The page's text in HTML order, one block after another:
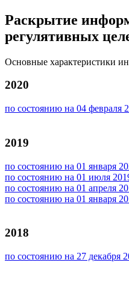
Раскрытие
регулятивных
Основные характеристики
2020
по состоянию на 04 февраля
2019
по состоянию на 01 января
по состоянию на 01 июля
по состоянию на 01 апреля
по состоянию на 01 января
2018
по состоянию на 27 декабря